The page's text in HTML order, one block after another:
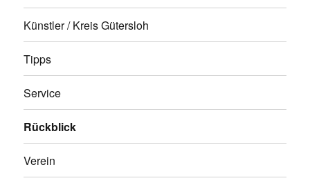
Künstler / Kreis Gütersloh
Tipps
Service
Rückblick
Verein